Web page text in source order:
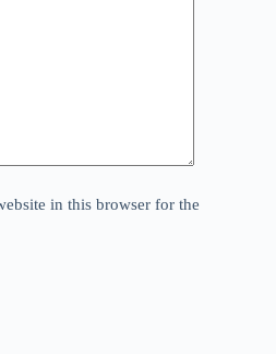
in this browser for the